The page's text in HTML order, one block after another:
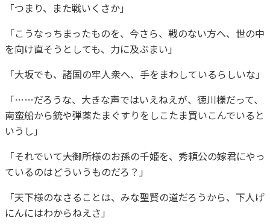
「つまり、また戦いくさか」
「こうなっちまったものを、今さら、戦のない方へ、世の中
を向け直そうとしても、力に及ぶまい」
「大坂でも、諸国の牢人衆へ、手をまわしているらしいな」
「……だろうな、大きな声ではいえねえが、徳川様だって、
南蛮船から銃や弾薬たまぐすりをしこたま買いこんでいると
いうし」
「それでいて――大御所様のお孫の千姫を、秀頼公の嫁君にやっ
ているのはどういうものだろ？」
「天下様のなさることは、みな聖賢の道だろうから、下人げ
にんにはわからねえさ」